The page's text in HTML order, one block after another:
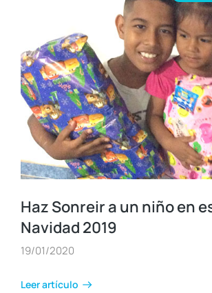
Haz Sonreir a un niño en
Navidad 2019
19/01/2020
Leer artículo